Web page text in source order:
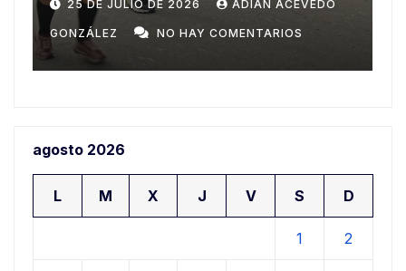
20 DE JULIO DE 2026 ADIAN ACEVEDO
GONZÁLEZ NO HAY COMENTARIOS
agosto 2026
L M X J V S D
1 2